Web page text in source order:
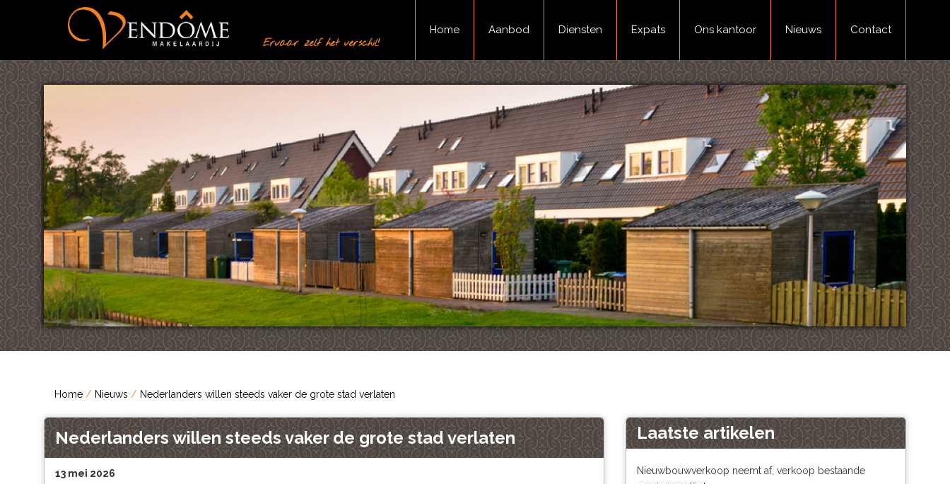
Ervaar zelf het verschil!
Home Aanbod Diensten Expats Ons kantoor Nieuws Contact
Home Nieuws Nederlanders willen steeds vaker de grote stad verlaten
Nederlanders willen steeds vaker de grote stad verlaten
13 mei 2026
Laatste artikelen
Nieuwbouwverkoop neemt af, verkoop bestaande